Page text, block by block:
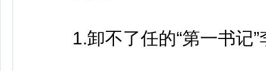
1.卸不了任的“第一书记”